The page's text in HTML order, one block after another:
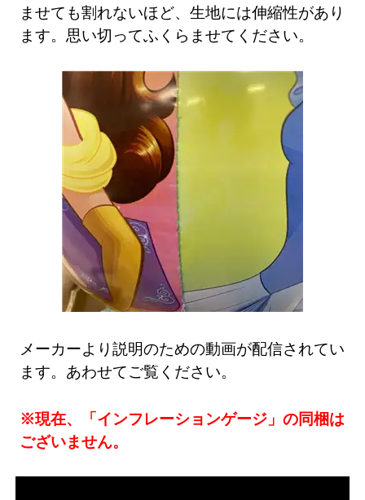
ませても割れないほど、生地には伸縮性があり
ます。思い切ってふくらませてください。
メーカーより説明のための動画が配信されてい
ます。あわせてご覧ください。
※現在、「インフレーションゲージ」の同梱は
ございません。